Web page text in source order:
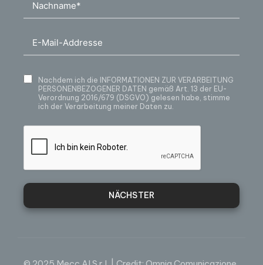
Nachdem ich die INFORMATIONEN ZUR VERARBEITUNG
PERSONENBEZOGENER DATEN gemäß Art. 13 der EU-
Verordnung 2016/679 (DSGVO) gelesen habe, stimme
ich der Verarbeitung meiner Daten zu.
NÄCHSTER